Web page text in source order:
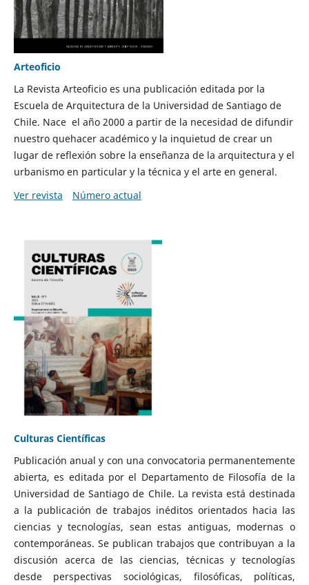
Arteoficio
La Revista Arteoficio es una publicación editada por la
Escuela de Arquitectura de la Universidad de Santiago de
Chile. Nace el año 2000 a partir de la necesidad de difundir
nuestro quehacer académico y la inquietud de crear un
lugar de reflexión sobre la enseñanza de la arquitectura y el
urbanismo en particular y la técnica y el arte en general.
Ver revista
Número actual
Culturas Científicas
Publicación anual y con una convocatoria permanentemente
abierta, es editada por el Departamento de Filosofía de la
Universidad de Santiago de Chile. La revista está destinada
a la publicación de trabajos inéditos orientados hacia las
ciencias y tecnologías, sean estas antiguas, modernas o
contemporáneas. Se publican trabajos que contribuyan a la
discusión acerca de las ciencias, técnicas y tecnologías
desde perspectivas sociológicas, filosóficas, políticas,